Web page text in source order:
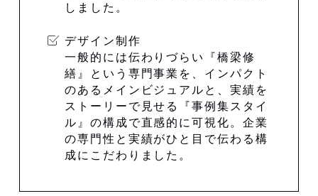
しました。
デザイン制作
一般的には伝わりづらい『橋梁修
繕』という専門事業を、インパクト
のあるメインビジュアルと、実績を
ストーリーで見せる『事例集スタイ
ル』の構成で直感的に可視化。企業
の専門性と実績がひと目で伝わる構
成にこだわりました。